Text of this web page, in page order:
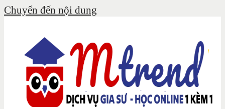
Chuyển đến nội dung